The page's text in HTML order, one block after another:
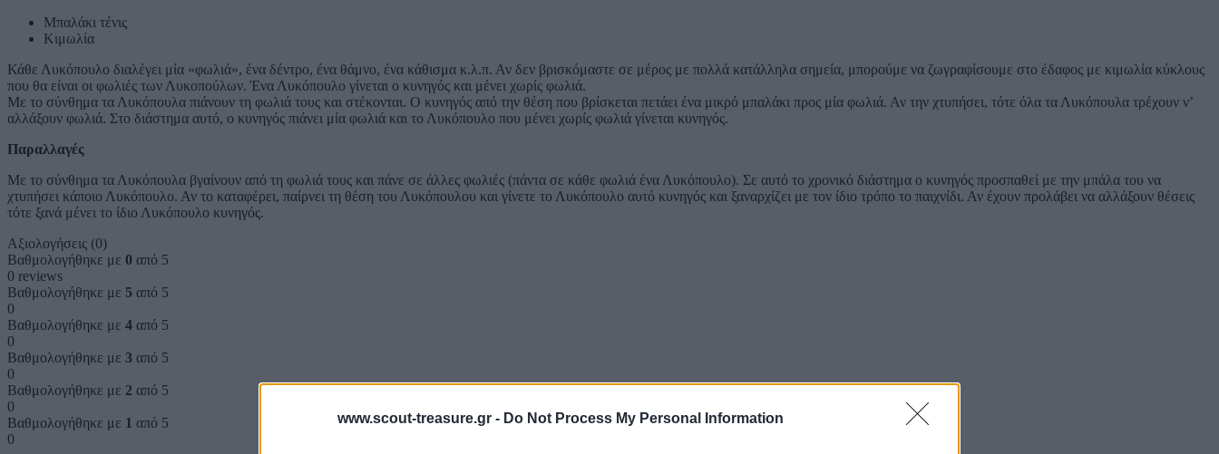
www.scout-treasure.gr - Do Not Process My Personal Information
Μπαλάκι τένις
Κιμωλία
Κάθε Λυκόπουλο διαλέγει μία «φωλιά», ένα δέντρο, ένα θάμνο, ένα κάθισμα κ.λ.π. Αν δεν βρισκόμαστε σε μέρος με πολλά κατάλληλα σημεία, μπορούμε να ζωγραφίσουμε στο έδαφος με κιμωλία κύκλους
που θα είναι οι φωλιές των Λυκοπούλων. Ένα Λυκόπουλο γίνεται ο κυνηγός και μένει χωρίς φωλιά.
Με το σύνθημα τα Λυκόπουλα πιάνουν τη φωλιά τους και στέκονται. Ο κυνηγός από την θέση που βρίσκεται πετάει ένα μικρό μπαλάκι προς μία φωλιά. Αν την χτυπήσει, τότε όλα τα Λυκόπουλα τρέχουν ν’
αλλάξουν φωλιά. Στο διάστημα αυτό, ο κυνηγός πιάνει μία φωλιά και το Λυκόπουλο που μένει χωρίς φωλιά γίνεται κυνηγός.
Παραλλαγές
Mε το σύνθημα τα Λυκόπουλα βγαίνουν από τη φωλιά τους και πάνε σε άλλες φωλιές (πάντα σε κάθε φωλιά ένα Λυκόπουλο). Σε αυτό το χρονικό διάστημα ο κυνηγός προσπαθεί με την μπάλα του να
χτυπήσει κάποιο Λυκόπουλο. Αν το καταφέρει, παίρνει τη θέση του Λυκόπουλου και γίνετε το Λυκόπουλο αυτό κυνηγός και ξαναρχίζει με τον ίδιο τρόπο το παιχνίδι. Αν έχουν προλάβει να αλλάξουν θέσεις
τότε ξανά μένει το ίδιο Λυκόπουλο κυνηγός.
Αξιολογήσεις (0)
Βαθμολογήθηκε με 0 από 5
0 reviews
Βαθμολογήθηκε με 5 από 5
0
Βαθμολογήθηκε με 4 από 5
0
Βαθμολογήθηκε με 3 από 5
0
Βαθμολογήθηκε με 2 από 5
0
Βαθμολογήθηκε με 1 από 5
0